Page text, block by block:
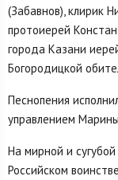
(Забавнов), клирик
протоиерей
города Казани
Богородицкой
Песнопения
управлением
На мирной и
Российском